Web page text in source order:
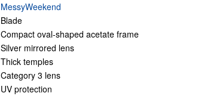
MessyWeekend
Blade
Compact oval-shaped acetate frame
Silver mirrored lens
Thick temples
Category 3 lens
UV protection